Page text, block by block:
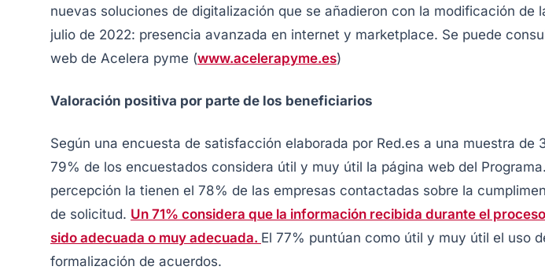
nuevas soluciones de digitalización que se añadieron con la modificación de
julio de 2022: presencia avanzada en internet y marketplace. Se puede
web de Acelera pyme (www.acelerapyme.es)
Valoración positiva por parte de los beneficiarios
Según una encuesta de satisfacción elaborada por Red.es a una muestra de
79% de los encuestados considera útil y muy útil la página web del
percepción la tienen el 78% de las empresas contactadas sobre la
de solicitud. Un 71% considera que la información recibida durante el
sido adecuada o muy adecuada. El 77% puntúan como útil y muy útil el uso
formalización de acuerdos.